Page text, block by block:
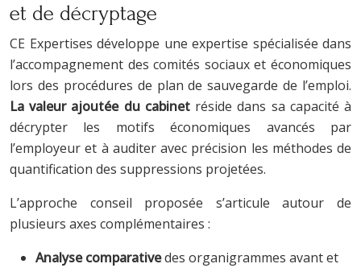
et de décryptage
CE Expertises développe une expertise spécialisée dans
l’accompagnement des comités sociaux et économiques
lors des procédures de plan de sauvegarde de l’emploi.
La valeur ajoutée du cabinetréside dans sa capacité à
décrypter les motifs économiques avancés par
l’employeur et à auditer avec précision les méthodes de
quantification des suppressions projetées.
L’approche conseil proposée s’articule autour de
plusieurs axes complémentaires :
Analyse comparativedes organigrammes avant et